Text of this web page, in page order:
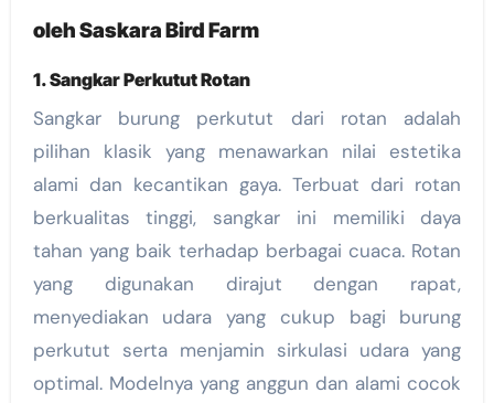
oleh Saskara Bird Farm
1. Sangkar Perkutut Rotan
Sangkar burung perkutut dari rotan adalah
pilihan klasik yang menawarkan nilai estetika
alami dan kecantikan gaya. Terbuat dari rotan
berkualitas tinggi, sangkar ini memiliki daya
tahan yang baik terhadap berbagai cuaca. Rotan
yang digunakan dirajut dengan rapat,
menyediakan udara yang cukup bagi burung
perkutut serta menjamin sirkulasi udara yang
optimal. Modelnya yang anggun dan alami cocok